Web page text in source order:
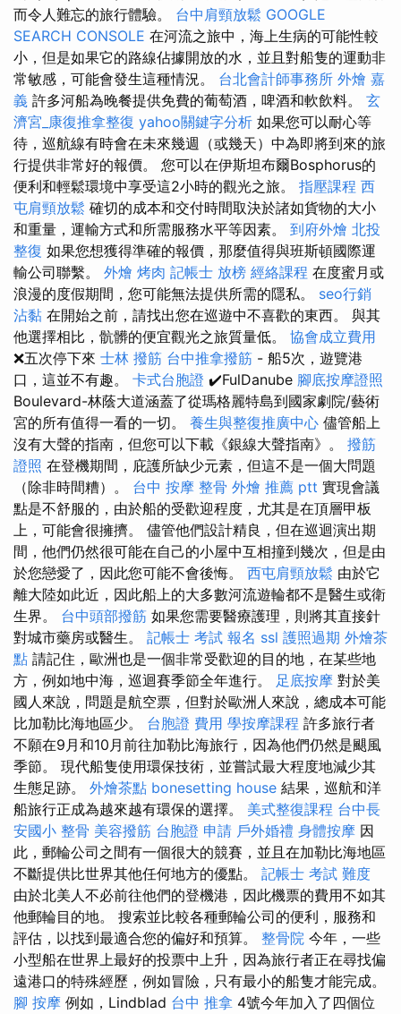
而令人難忘的旅行體驗。 台中肩頸放鬆 GOOGLE
SEARCH CONSOLE 在河流之旅中，海上生病的可能性較
小，但是如果它的路線佔據開放的水，並且對船隻的運動非
常敏感，可能會發生這種情況。 台北會計師事務所 外燴 嘉
義 許多河船為晚餐提供免費的葡萄酒，啤酒和軟飲料。 玄
濟宮_康復推拿整復 yahoo關鍵字分析 如果您可以耐心等
待，巡航線有時會在未來幾週（或幾天）中為即將到來的旅
行提供非常好的報價。 您可以在伊斯坦布爾Bosphorus的
便利和輕鬆環境中享受這2小時的觀光之旅。 指壓課程 西
屯肩頸放鬆 確切的成本和交付時間取決於諸如貨物的大小
和重量，運輸方式和所需服務水平等因素。 到府外燴 北投
整復 如果您想獲得準確的報價，那麼值得與班斯頓國際運
輸公司聯繫。 外燴 烤肉 記帳士 放榜 經絡課程 在度蜜月或
浪漫的度假期間，您可能無法提供所需的隱私。 seo行銷
沾黏 在開始之前，請找出您在巡遊中不喜歡的東西。 與其
他選擇相比，骯髒的便宜觀光之旅質量低。 協會成立費用
❌五次停下來 士林 撥筋 台中推拿撥筋 - 船5次，遊覽港
口，這並不有趣。 卡式台胞證 ✔️FulDanube 腳底按摩證照
Boulevard-林蔭大道涵蓋了從瑪格麗特島到國家劇院/藝術
宮的所有值得一看的一切。 養生與整復推廣中心 儘管船上
沒有大聲的​​指南，但您可以下載《銀線大聲指南》。 撥筋
證照 在登機期間，庇護所缺少元素，但這不是一個大問題
（除非時間糟）。 台中 按摩 整骨 外燴 推薦 ptt 實現會議
點是不舒服的，由於船的受歡迎程度，尤其是在頂層甲板
上，可能會很擁擠。 儘管他們設計精良，但在巡迴演出期
間，他們仍然很可能在自己的小屋中互相撞到幾次，但是由
於您戀愛了，因此您可能不會後悔。 西屯肩頸放鬆 由於它
離大陸如此近，因此船上的大多數河流遊輪都不是醫生或衛
生界。 台中頭部撥筋 如果您需要醫療護理，則將其直接針
對城市藥房或醫生。 記帳士 考試 報名 ssl 護照過期 外燴茶
點 請記住，歐洲也是一個非常受歡迎的目的地，在某些地
方，例如地中海，巡迴賽季節全年進行。 足底按摩 對於美
國人來說，問題是航空票，但對於歐洲人來說，總成本可能
比加勒比海地區少。 台胞證 費用 學按摩課程 許多旅行者
不願在9月和10月前往加勒比海旅行，因為他們仍然是颶風
季節。 現代船隻使用環保技術，並嘗試最大程度地減少其
生態足跡。 外燴茶點 bonesetting house 結果，巡航和洋
船旅行正成為越來越有環保的選擇。 美式整復課程 台中長
安國小 整骨 美容撥筋 台胞證 申請 戶外婚禮 身體按摩 因
此，郵輪公司之間有一個很大的競賽，並且在加勒比海地區
不斷提供比世界其他任何地方的優點。 記帳士 考試 難度
由於北美人不必前往他們的登機港，因此機票的費用不如其
他郵輪目的地。 搜索並比較各種郵輪公司的便利，服務和
評估，以找到最適合您的偏好和預算。 整骨院 今年，一些
小型船在世界上最好的投票中上升，因為旅行者正在尋找偏
遠港口的特殊經歷，例如冒險，只有最小的船隻才能完成。
腳 按摩 例如，Lindblad 台中 推拿 4號今年加入了四個位